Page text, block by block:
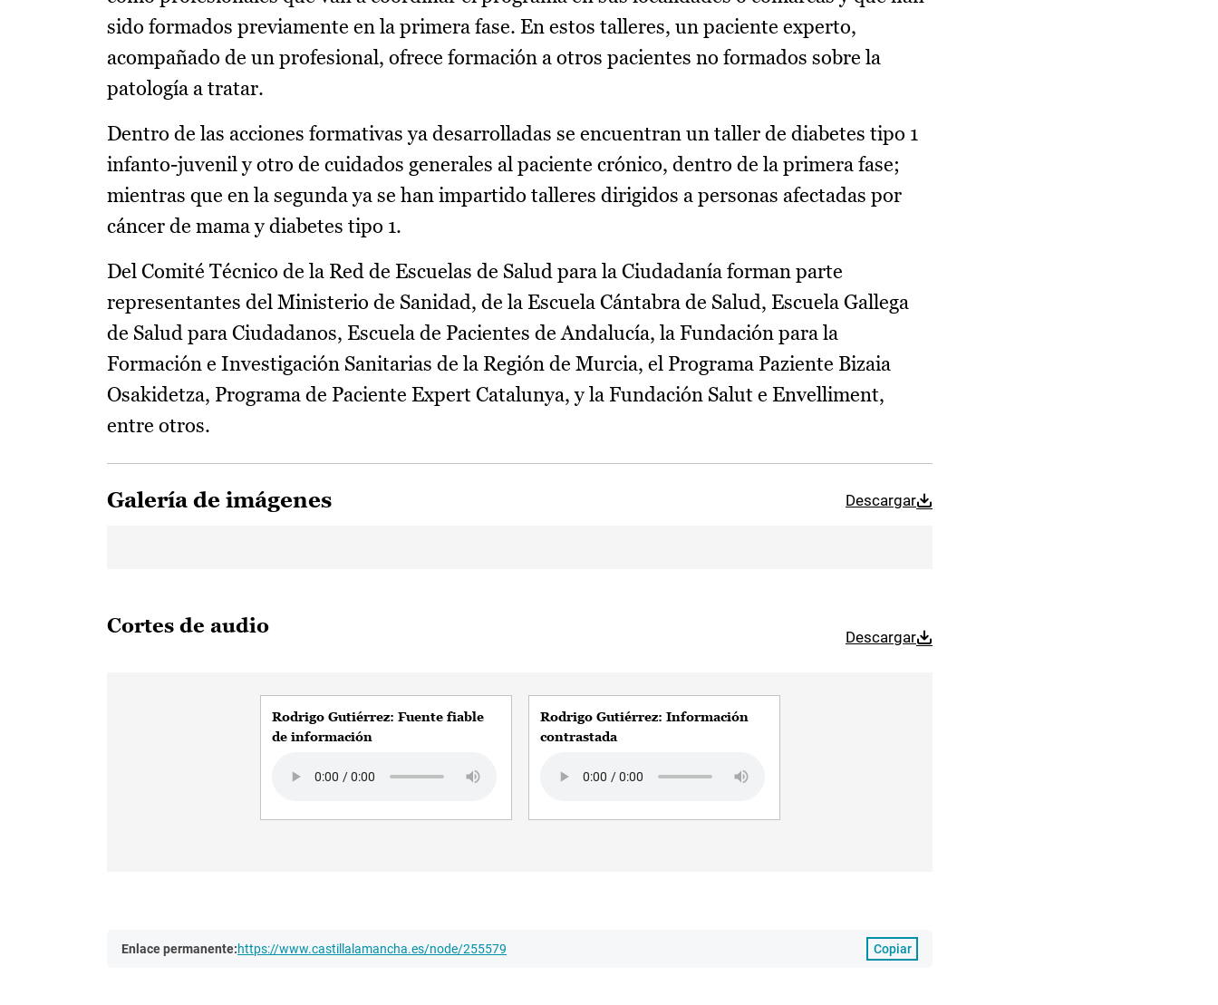
sido formados previamente en la primera fase. En estos talleres, un paciente experto,
acompañado de un profesional, ofrece formación a otros pacientes no formados sobre la
patología a tratar.
Dentro de las acciones formativas ya desarrolladas se encuentran un taller de diabetes tipo 1
infanto-juvenil y otro de cuidados generales al paciente crónico, dentro de la primera fase;
mientras que en la segunda ya se han impartido talleres dirigidos a personas afectadas por
cáncer de mama y diabetes tipo 1.
Del Comité Técnico de la Red de Escuelas de Salud para la Ciudadanía forman parte
representantes del Ministerio de Sanidad, de la Escuela Cántabra de Salud, Escuela Gallega
de Salud para Ciudadanos, Escuela de Pacientes de Andalucía, la Fundación para la
Formación e Investigación Sanitarias de la Región de Murcia, el Programa Paziente Bizaia
Osakidetza, Programa de Paciente Expert Catalunya, y la Fundación Salut e Envelliment,
entre otros.
Galería de imágenes Descargar
Cortes de audio Descargar
Rodrigo Gutiérrez: Fuente fiable
de información
Rodrigo Gutiérrez: Información
contrastada
Enlace permanente:https://www.castillalamancha.es/node/255579 Copiar